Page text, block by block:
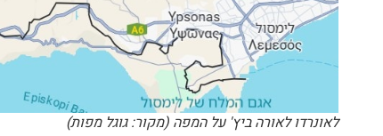
לאונרדו לאורה ביץ' על המפה (מקור: גוגל מפות)